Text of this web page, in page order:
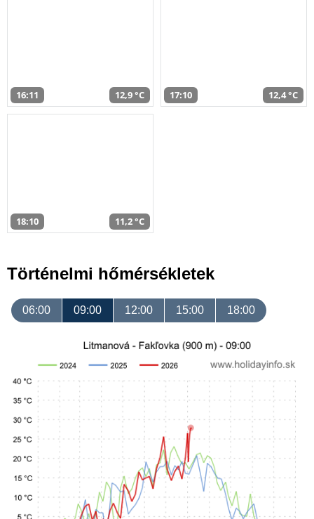
16:11 12,9 °C 17:10 12,4 °C
18:10 11,2 °C
Történelmi hőmérsékletek
06:00 09:00 12:00 15:00 18:00